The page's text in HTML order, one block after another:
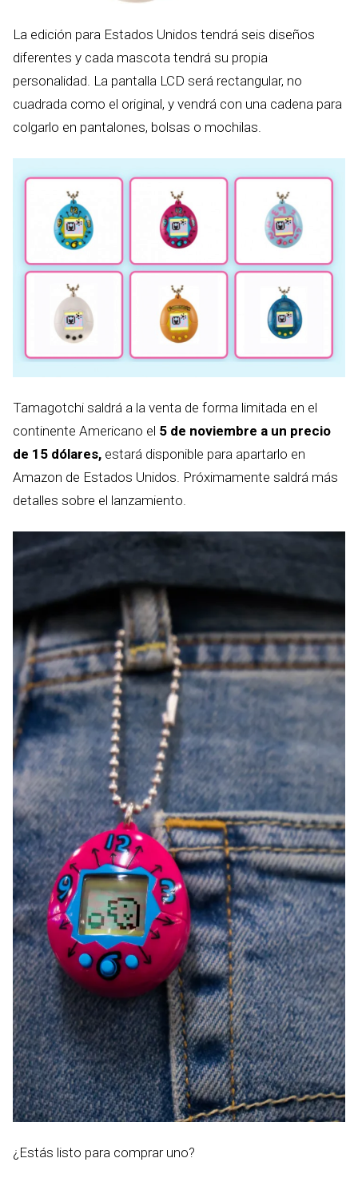
La edición para Estados Unidos tendrá seis diseños
diferentes y cada mascota tendrá su propia
personalidad. La pantalla LCD será rectangular, no
cuadrada como el original, y vendrá con una cadena para
colgarlo en pantalones, bolsas o mochilas.
Tamagotchi saldrá a la venta de forma limitada en el
continente Americano el 5 de noviembre a un precio
de 15 dólares, estará disponible para apartarlo en
Amazon de Estados Unidos. Próximamente saldrá más
detalles sobre el lanzamiento.
¿Estás listo para comprar uno?